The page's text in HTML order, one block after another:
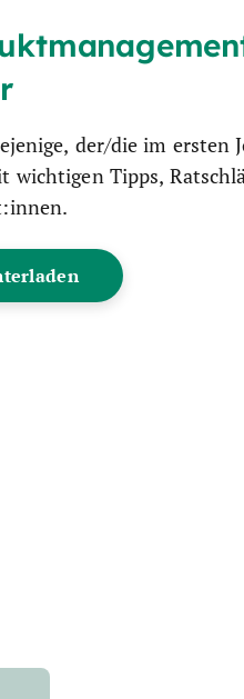
der/die im ersten
wichtigen Tipps,